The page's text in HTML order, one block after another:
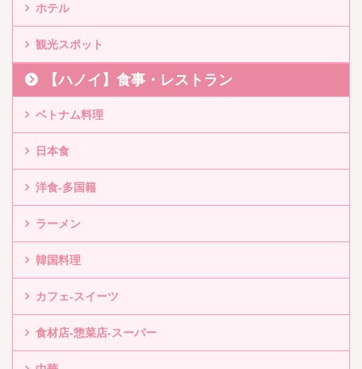
ホテル
観光スポット
【ハノイ】食事・レストラン
ベトナム料理
日本食
洋食-多国籍
ラーメン
韓国料理
カフェ-スイーツ
食材店-惣菜店-スーパー